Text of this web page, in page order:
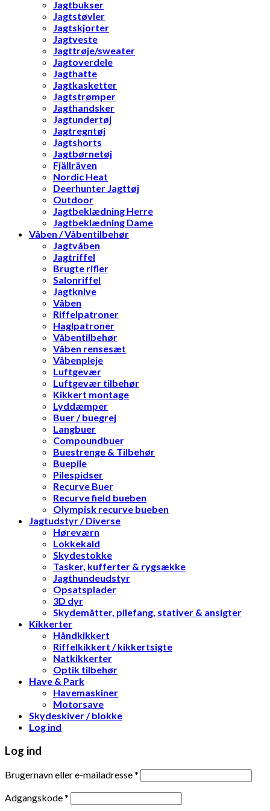
Jagtbukser
Jagtstøvler
Jagtskjorter
Jagtveste
Jagttrøje/sweater
Jagtoverdele
Jagthatte
Jagtkasketter
Jagtstrømper
Jagthandsker
Jagtundertøj
Jagtregntøj
Jagtshorts
Jagtbørnetøj
Fjällräven
Nordic Heat
Deerhunter Jagttøj
Outdoor
Jagtbeklædning Herre
Jagtbeklædning Dame
Våben / Våbentilbehør
Jagtvåben
Jagtriffel
Brugte rifler
Salonriffel
Jagtknive
Våben
Riffelpatroner
Haglpatroner
Våbentilbehør
Våben rensesæt
Våbenpleje
Luftgevær
Luftgevær tilbehør
Kikkert montage
Lyddæmper
Buer / buegrej
Langbuer
Compoundbuer
Buestrenge & Tilbehør
Buepile
Pilespidser
Recurve Buer
Recurve field bueben
Olympisk recurve bueben
Jagtudstyr / Diverse
Høreværn
Lokkekald
Skydestokke
Tasker, kufferter & rygsække
Jagthundeudstyr
Opsatsplader
3D dyr
Skydemåtter, pilefang, stativer & ansigter
Kikkerter
Håndkikkert
Riffelkikkert / kikkertsigte
Natkikkerter
Optik tilbehør
Have & Park
Havemaskiner
Motorsave
Skydeskiver / blokke
Log ind
Log ind
Brugernavn eller e-mailadresse*
Adgangskode*